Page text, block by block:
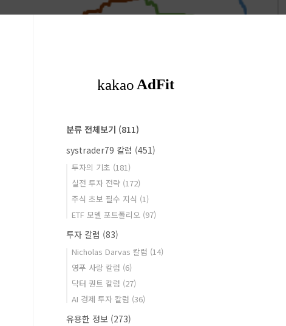
분류 전체보기 (811)
systrader79 칼럼 (451)
투자의 기초 (181)
실전 투자 전략 (172)
주식 초보 필수 지식 (1)
ETF 모델 포트폴리오 (97)
투자 칼럼 (83)
Nicholas Darvas 칼럼 (14)
영푸 사랑 칼럼 (6)
닥터 퀀트 칼럼 (27)
AI 경제 투자 칼럼 (36)
유용한 정보 (273)